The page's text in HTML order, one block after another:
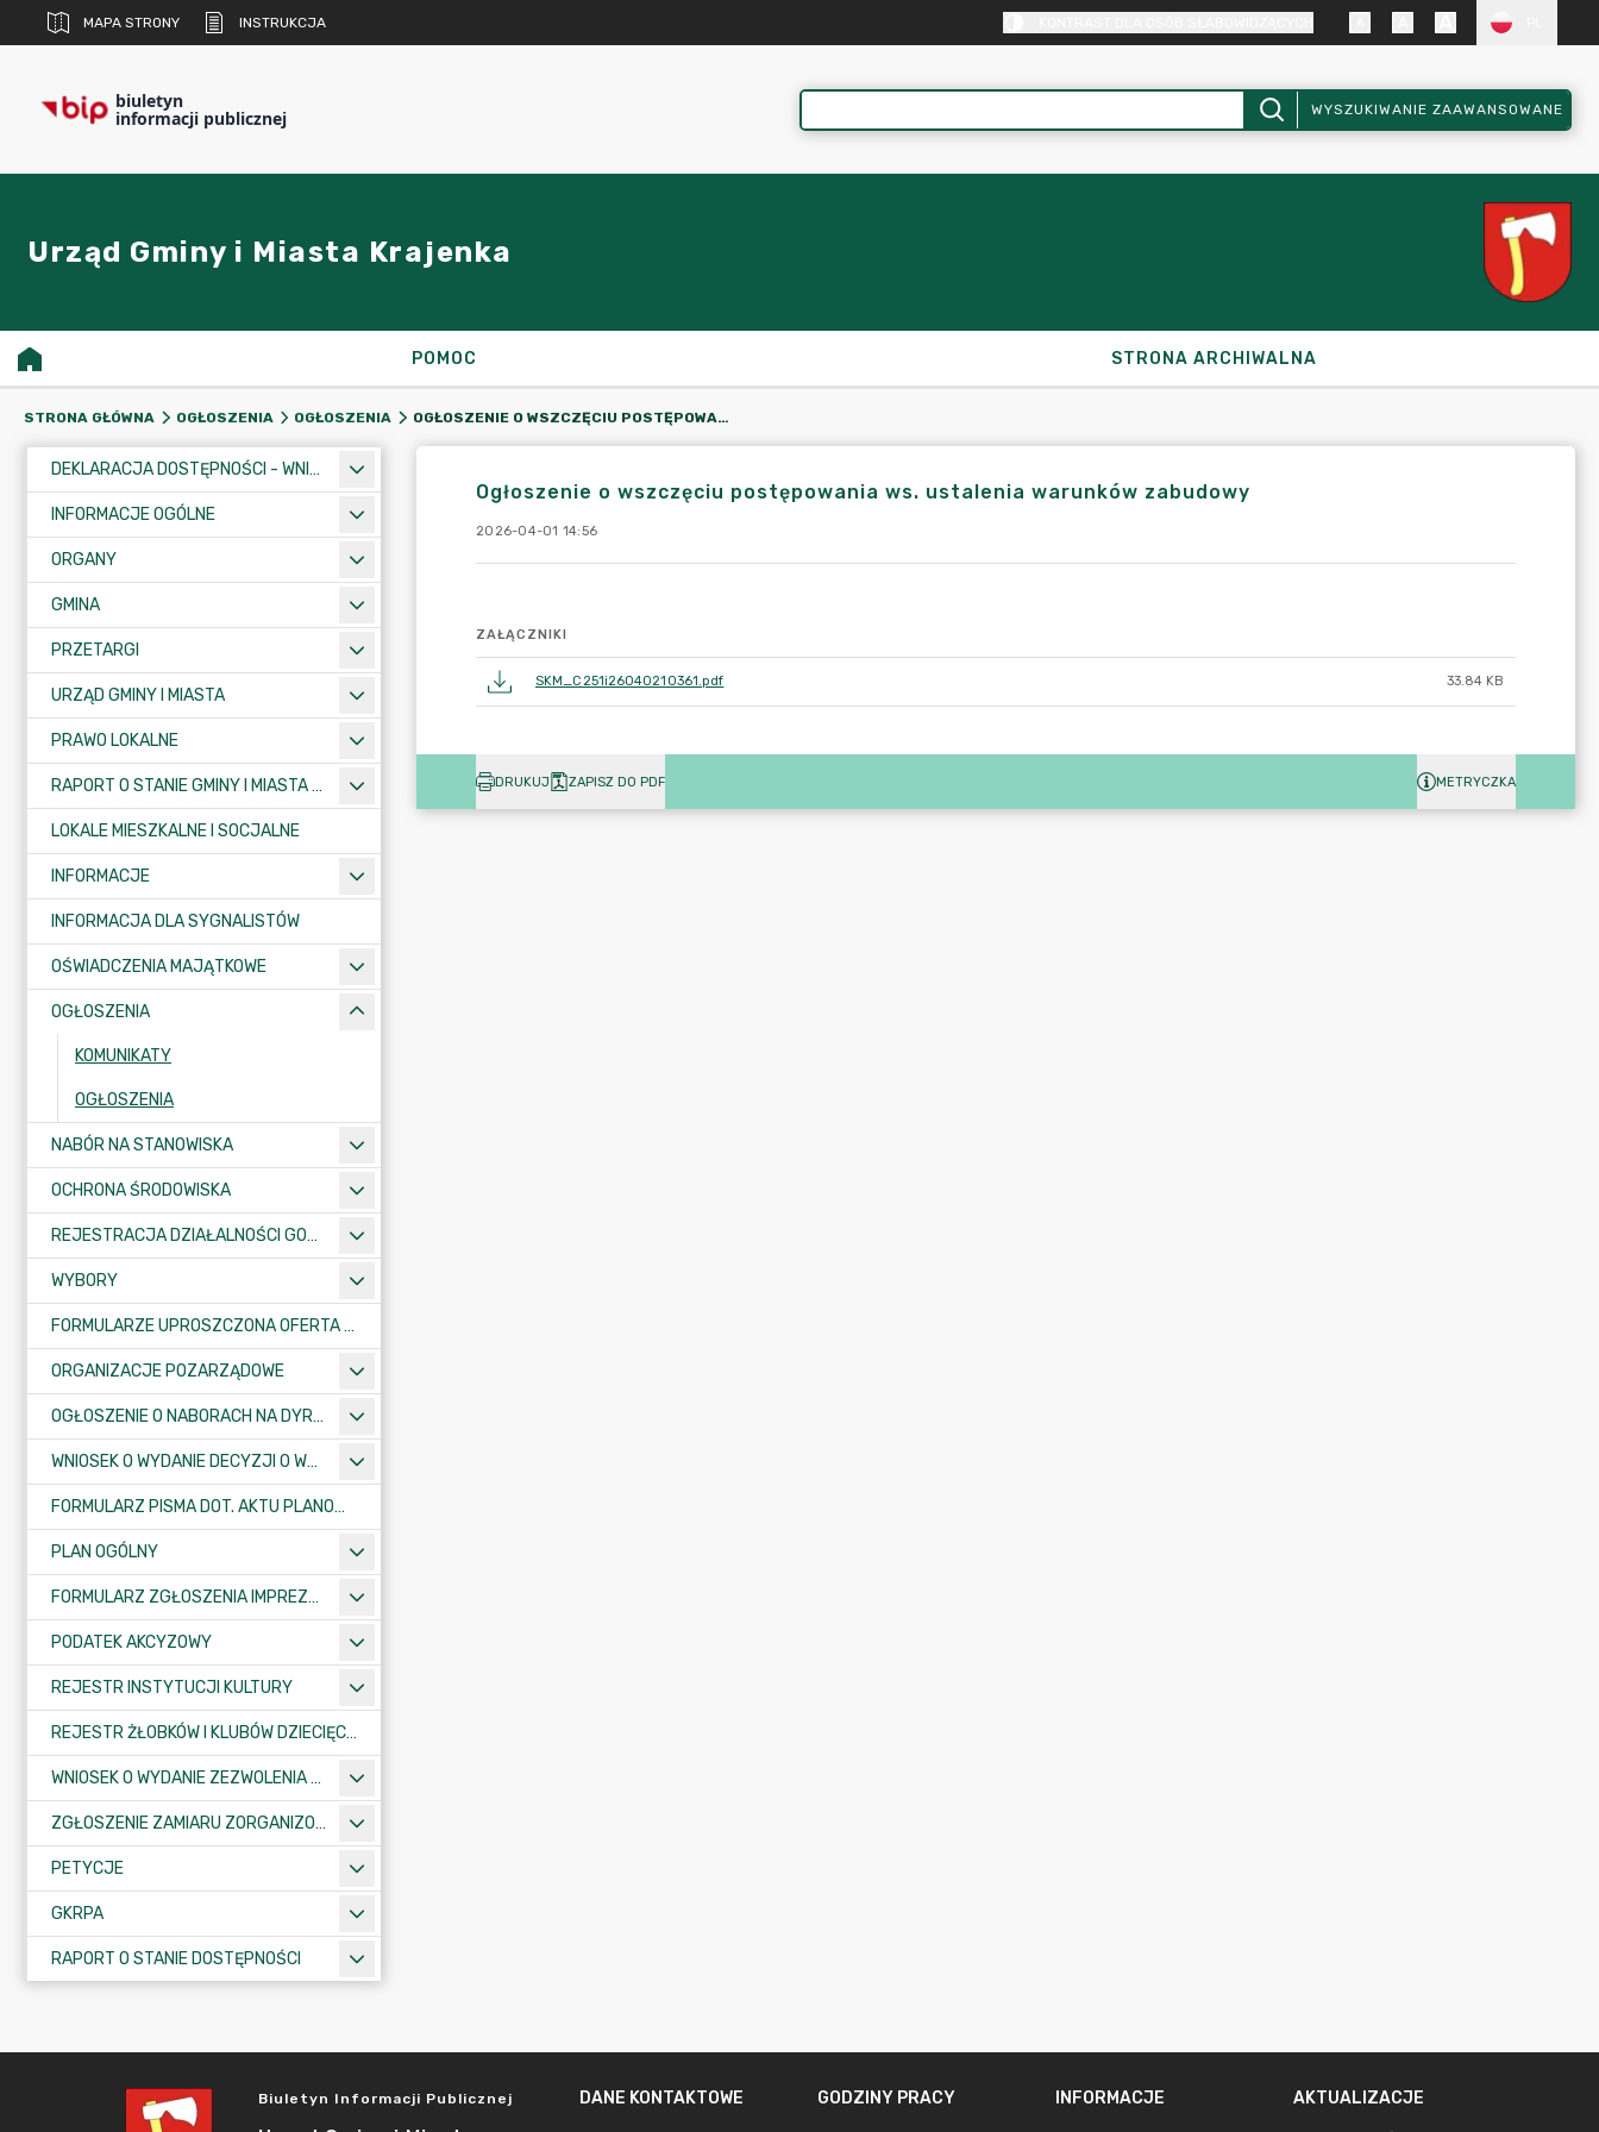
MAPA STRONY INSTRUKCJA
biuletyn
informacji publicznej WYSZUKIWANIE ZAAWANSOWANE
Urząd Gminy i Miasta Krajenka
POMOC STRONA ARCHIWALNA
STRONA GŁÓWNA OGŁOSZENIA OGŁOSZENIA OGŁOSZENIE O WSZCZĘCIU POSTĘPOWANIA WS. USTALENIA WARUNKÓW ZABUDOWY
DEKLARACJA DOSTĘPNOŚCI - WNIOSEK
INFORMACJE OGÓLNE
ORGANY
GMINA
PRZETARGI
URZĄD GMINY I MIASTA
PRAWO LOKALNE
RAPORT O STANIE GMINY I MIASTA KRAJENKA
LOKALE MIESZKALNE I SOCJALNE
INFORMACJE
INFORMACJA DLA SYGNALISTÓW
OŚWIADCZENIA MAJĄTKOWE
OGŁOSZENIA
KOMUNIKATY
OGŁOSZENIA
NABÓR NA STANOWISKA
OCHRONA ŚRODOWISKA
REJESTRACJA DZIAŁALNOŚCI GOSPODARCZEJ
WYBORY
FORMULARZE UPROSZCZONA OFERTA WYKONANIA ZADANIA PUBLICZNEGO
ORGANIZACJE POZARZĄDOWE
OGŁOSZENIE O NABORACH NA DYREKTORÓW PLACÓWEK OŚWIATOWYCH
WNIOSEK O WYDANIE DECYZJI O WARUNKACH ZABUDOWY/O USTALENIE INWESTYCJI CELU PUBLICZNEGO
FORMULARZ PISMA DOT. AKTU PLANOWANIA PRZESTRZENNEGO
PLAN OGÓLNY
FORMULARZ ZGŁOSZENIA IMPREZY SPORTOWO-REKREACYJNEJ, ARTYSTYCZNEJ LUB ROZRYWKOWEJ
PODATEK AKCYZOWY
REJESTR INSTYTUCJI KULTURY
REJESTR ŻŁOBKÓW I KLUBÓW DZIECIĘCYCH
WNIOSEK O WYDANIE ZEZWOLENIA NA ZAJĘCIE PASA DROGOWEGO
ZGŁOSZENIE ZAMIARU ZORGANIZOWANIA ZGROMADZENIA
PETYCJE
GKRPA
RAPORT O STANIE DOSTĘPNOŚCI
Ogłoszenie o wszczęciu postępowania ws. ustalenia warunków zabudowy
2026-04-01 14:56
ZAŁĄCZNIKI
SKM_C251i26040210361.pdf 33.84 KB
DRUKUJ ZAPISZ DO PDF METRYCZKA
Biuletyn Informacji Publicznej DANE KONTAKTOWE GODZINY PRACY INFORMACJE AKTUALIZACJE